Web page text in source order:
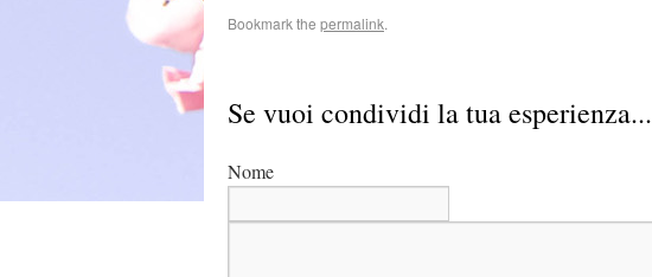
Bookmark the permalink.
Se vuoi condividi la tua esperienza...
Nome